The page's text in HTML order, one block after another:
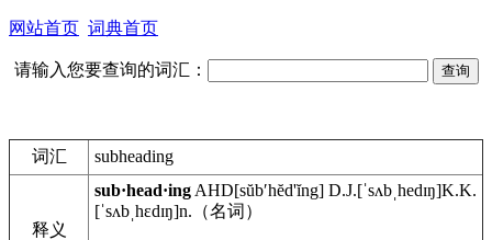
网站首页 词典首页
请输入您要查询的词汇：
词汇 subheading
释义
sub·head·ing AHD[sŭbʹhĕd'ĭng] D.J.[ˈsʌbˌhedɪŋ]K.K.
[ˈsʌbˌhɛdɪŋ]n. （名词）